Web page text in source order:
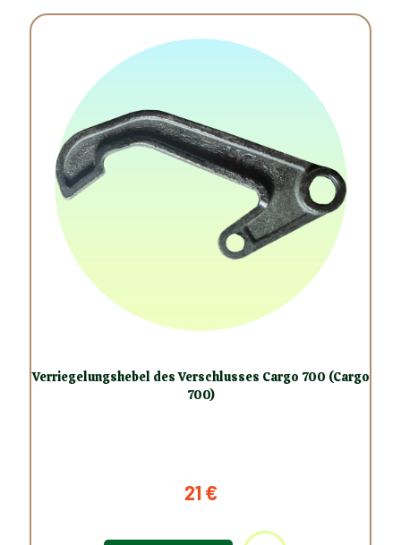
Verriegelungshebel des Verschlusses Cargo 700 (Cargo
700)
21€